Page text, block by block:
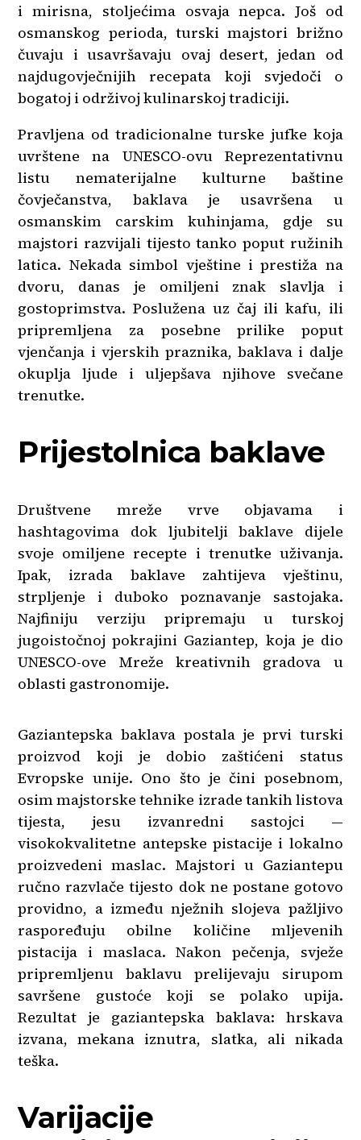
i mirisna, stoljećima osvaja nepca. Još od
osmanskog perioda, turski majstori brižno
čuvaju i usavršavaju ovaj desert, jedan od
najdugovječnijih recepata koji svjedoči o
bogatoj i održivoj kulinarskoj tradiciji.
Pravljena od tradicionalne turske jufke koja
uvrštene na UNESCO-ovu Reprezentativnu
listu nematerijalne kulturne baštine
čovječanstva, baklava je usavršena u
osmanskim carskim kuhinjama, gdje su
majstori razvijali tijesto tanko poput ružinih
latica. Nekada simbol vještine i prestiža na
dvoru, danas je omiljeni znak slavlja i
gostoprimstva. Poslužena uz čaj ili kafu, ili
pripremljena za posebne prilike poput
vjenčanja i vjerskih praznika, baklava i dalje
okuplja ljude i uljepšava njihove svečane
trenutke.
Prijestolnica baklave
Društvene mreže vrve objavama i
hashtagovima dok ljubitelji baklave dijele
svoje omiljene recepte i trenutke uživanja.
Ipak, izrada baklave zahtijeva vještinu,
strpljenje i duboko poznavanje sastojaka.
Najfiniju verziju pripremaju u turskoj
jugoistočnoj pokrajini Gaziantep, koja je dio
UNESCO-ove Mreže kreativnih gradova u
oblasti gastronomije.
Gaziantepska baklava postala je prvi turski
proizvod koji je dobio zaštićeni status
Evropske unije. Ono što je čini posebnom,
osim majstorske tehnike izrade tankih listova
tijesta, jesu izvanredni sastojci —
visokokvalitetne antepske pistacije i lokalno
proizvedeni maslac. Majstori u Gaziantepu
ručno razvlače tijesto dok ne postane gotovo
providno, a između nježnih slojeva pažljivo
raspoređuju obilne količine mljevenih
pistacija i maslaca. Nakon pečenja, svježe
pripremljenu baklavu prelijevaju sirupom
savršene gustoće koji se polako upija.
Rezultat je gaziantepska baklava: hrskava
izvana, mekana iznutra, slatka, ali nikada
teška.
Varijacije